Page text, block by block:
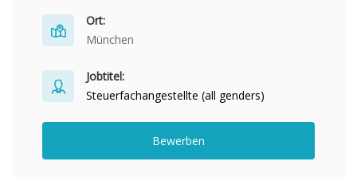
Ort:
München
Jobtitel:
Steuerfachangestellte (all genders)
Bewerben